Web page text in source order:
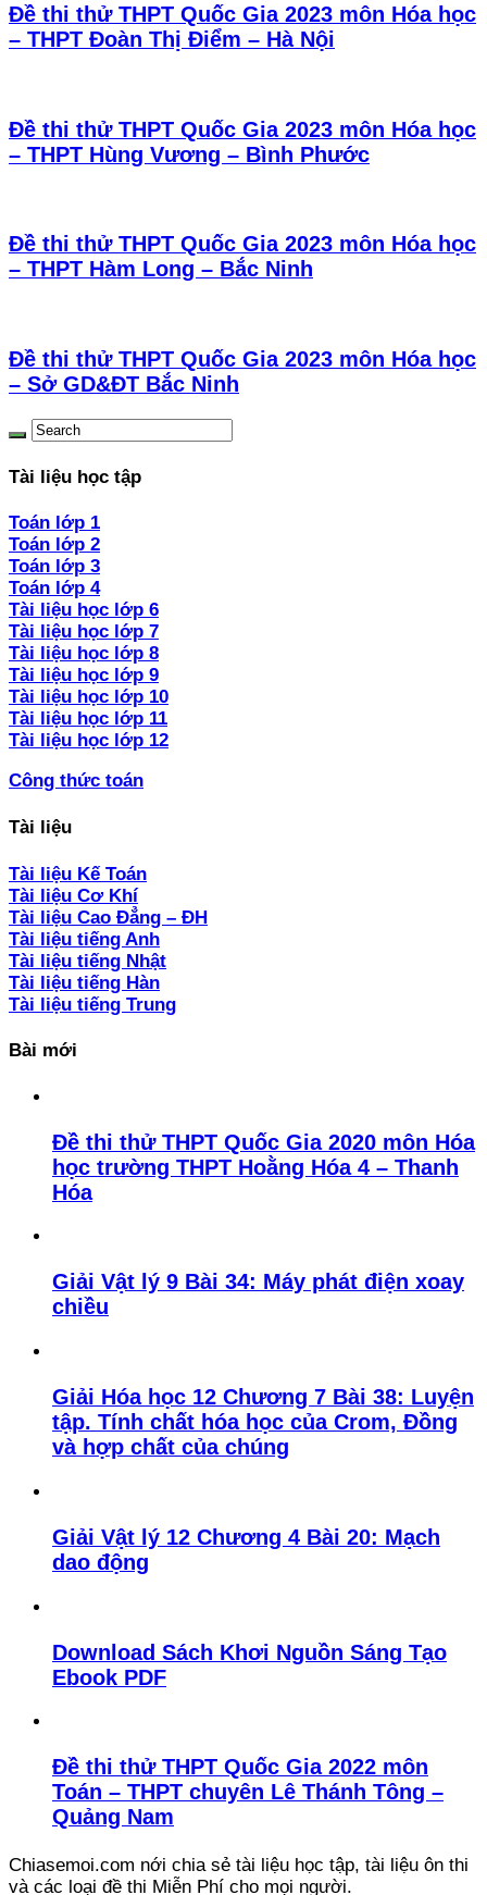
Đề thi thử THPT Quốc Gia 2023 môn Hóa học
– THPT Đoàn Thị Điểm – Hà Nội
Đề thi thử THPT Quốc Gia 2023 môn Hóa học
– THPT Hùng Vương – Bình Phước
Đề thi thử THPT Quốc Gia 2023 môn Hóa học
– THPT Hàm Long – Bắc Ninh
Đề thi thử THPT Quốc Gia 2023 môn Hóa học
– Sở GD&ĐT Bắc Ninh
Tài liệu học tập
Toán lớp 1
Toán lớp 2
Toán lớp 3
Toán lớp 4
Tài liệu học lớp 6
Tài liệu học lớp 7
Tài liệu học lớp 8
Tài liệu học lớp 9
Tài liệu học lớp 10
Tài liệu học lớp 11
Tài liệu học lớp 12
Công thức toán
Tài liệu
Tài liệu Kế Toán
Tài liệu Cơ Khí
Tài liệu Cao Đẳng – ĐH
Tài liệu tiếng Anh
Tài liệu tiếng Nhật
Tài liệu tiếng Hàn
Tài liệu tiếng Trung
Bài mới
Đề thi thử THPT Quốc Gia 2020 môn Hóa
học trường THPT Hoằng Hóa 4 – Thanh
Hóa
Giải Vật lý 9 Bài 34: Máy phát điện xoay
chiều
Giải Hóa học 12 Chương 7 Bài 38: Luyện
tập. Tính chất hóa học của Crom, Đồng
và hợp chất của chúng
Giải Vật lý 12 Chương 4 Bài 20: Mạch
dao động
Download Sách Khơi Nguồn Sáng Tạo
Ebook PDF
Đề thi thử THPT Quốc Gia 2022 môn
Toán – THPT chuyên Lê Thánh Tông –
Quảng Nam
Chiasemoi.com nới chia sẻ tài liệu học tập, tài liệu ôn thi
và các loại đề thi Miễn Phí cho mọi người.